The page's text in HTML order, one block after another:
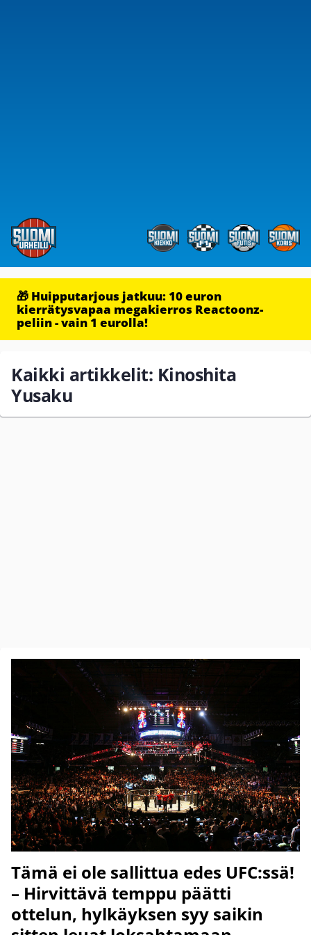
🎁 Huipputarjous jatkuu: 10 euron
kierrätysvapaa megakierros Reactoonz-
peliin - vain 1 eurolla!
Kaikki artikkelit: Kinoshita
Yusaku
Tämä ei ole sallittua edes UFC:ssä!
– Hirvittävä temppu päätti
ottelun, hylkäyksen syy saikin